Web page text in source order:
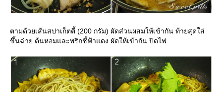
ตามด้วยเส้นสปาเก็ตตี้ (200 กรัม) ผัดส่วนผสมให้เข้ากัน ท้ายสุดใส่
ขึ้นฉ่าย ต้นหอมและพริกชี้ฟ้าแดง ผัดให้เข้ากัน ปิดไฟ